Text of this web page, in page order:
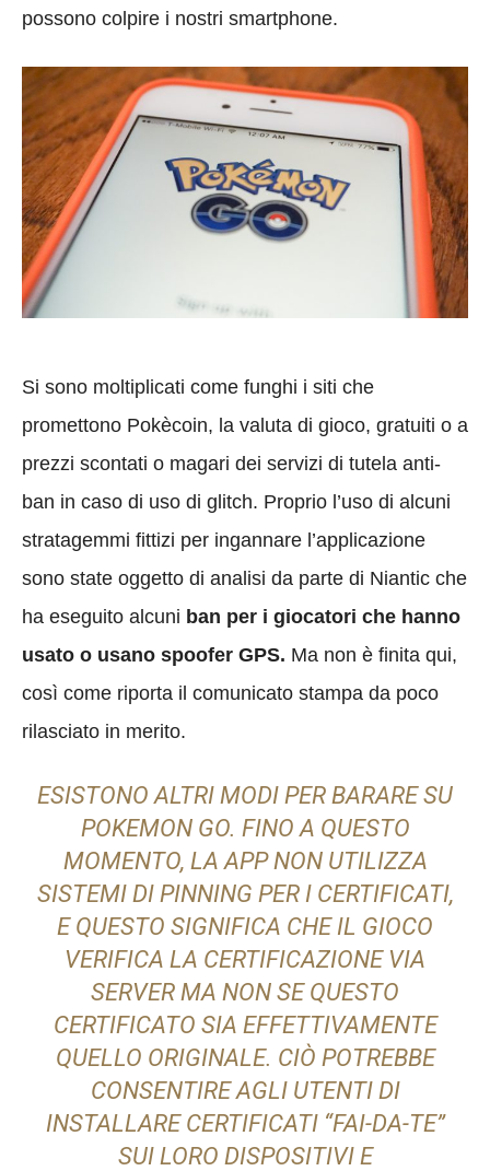
possono colpire i nostri smartphone.
Si sono moltiplicati come funghi i siti che
promettono Pokècoin, la valuta di gioco, gratuiti o a
prezzi scontati o magari dei servizi di tutela anti-
ban in caso di uso di glitch. Proprio l’uso di alcuni
stratagemmi fittizi per ingannare l’applicazione
sono state oggetto di analisi da parte di Niantic che
ha eseguito alcuni ban per i giocatori che hanno
usato o usano spoofer GPS. Ma non è finita qui,
così come riporta il comunicato stampa da poco
rilasciato in merito.
ESISTONO ALTRI MODI PER BARARE SU
POKEMON GO. FINO A QUESTO
MOMENTO, LA APP NON UTILIZZA
SISTEMI DI PINNING PER I CERTIFICATI,
E QUESTO SIGNIFICA CHE IL GIOCO
VERIFICA LA CERTIFICAZIONE VIA
SERVER MA NON SE QUESTO
CERTIFICATO SIA EFFETTIVAMENTE
QUELLO ORIGINALE. CIÒ POTREBBE
CONSENTIRE AGLI UTENTI DI
INSTALLARE CERTIFICATI “FAI-DA-TE”
SUI LORO DISPOSITIVI E